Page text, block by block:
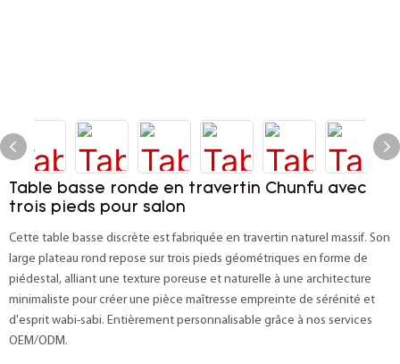
Table basse ronde en travertin Chunfu avec
trois pieds pour salon
Cette table basse discrète est fabriquée en travertin naturel massif. Son
large plateau rond repose sur trois pieds géométriques en forme de
piédestal, alliant une texture poreuse et naturelle à une architecture
minimaliste pour créer une pièce maîtresse empreinte de sérénité et
d'esprit wabi-sabi. Entièrement personnalisable grâce à nos services
OEM/ODM.